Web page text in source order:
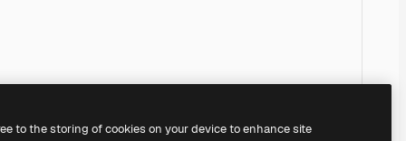
to the storing of cookies on your device to enhance site